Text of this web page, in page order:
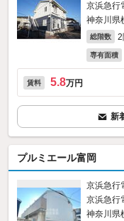
京浜急行
神奈川県
総階数 2
専有面積
賃料 5.8万円
新
プルミエール富岡
京浜急行
京浜急行
神奈川県